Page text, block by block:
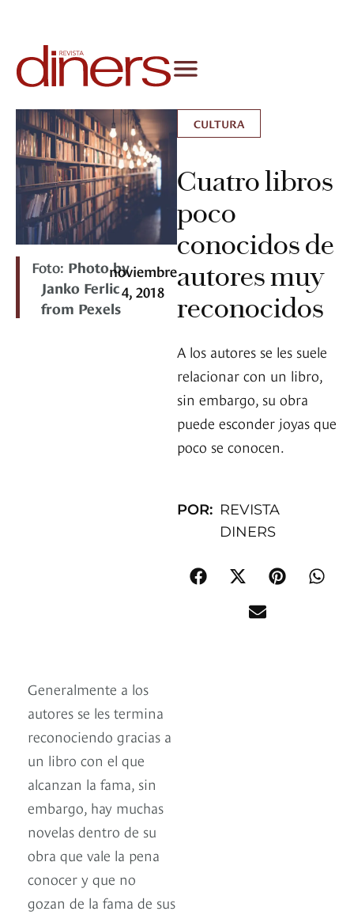
Foto: Photo by
Janko Ferlic
from Pexels
noviembre
4, 2018
CULTURA
Cuatro libros
poco
conocidos de
autores muy
reconocidos
A los autores se les suele
relacionar con un libro,
sin embargo, su obra
puede esconder joyas que
poco se conocen.
POR: REVISTA
DINERS
Generalmente a los
autores se les termina
reconociendo gracias a
un libro con el que
alcanzan la fama, sin
embargo, hay muchas
novelas dentro de su
obra que vale la pena
conocer y que no
gozan de la fama de sus